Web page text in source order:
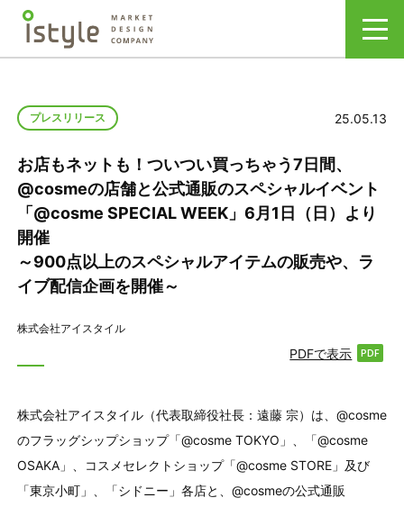
プレスリリース 25.05.13
お店もネットも！ついつい買っちゃう7日間、
@cosmeの店舗と公式通販のスペシャルイベント
「@cosme SPECIAL WEEK」6月1日（日）より
開催
～900点以上のスペシャルアイテムの販売や、ラ
イブ配信企画を開催～
株式会社アイスタイル
PDFで表示
株式会社アイスタイル（代表取締役社長：遠藤 宗）は、@cosme
のフラッグシップショップ「@cosme TOKYO」、「@cosme
OSAKA」、コスメセレクトショップ「@cosme STORE」及び
「東京小町」、「シドニー」各店と、@cosmeの公式通販